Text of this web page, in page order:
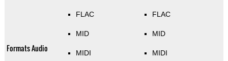
Formats Audio
FLAC
MID
MIDI
FLAC
MID
MIDI